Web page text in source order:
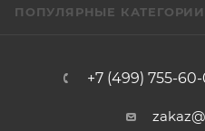
ПОПУЛЯРНЫЕ КАТЕГОРИИ
+7 (499) 755-